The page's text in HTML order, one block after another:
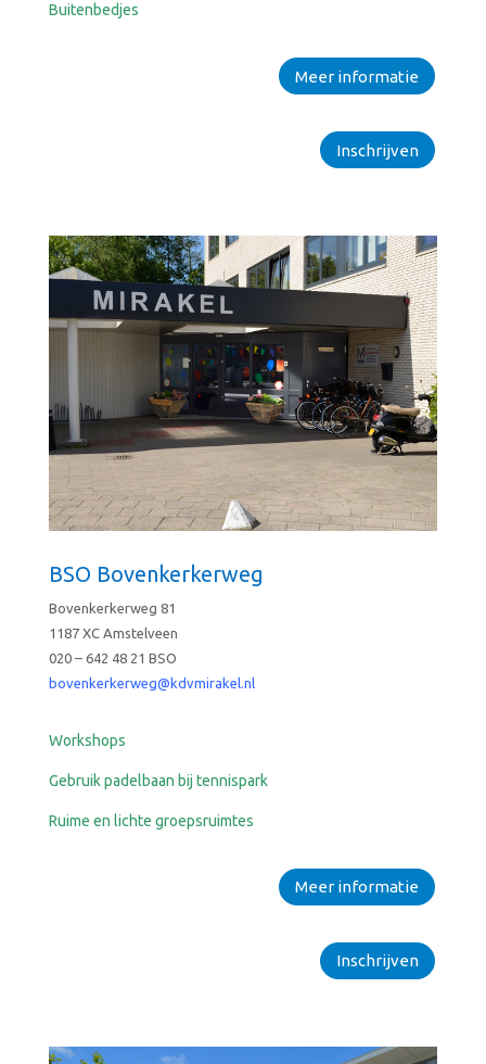
Buitenbedjes
Meer informatie
Inschrijven
BSO Bovenkerkerweg
Bovenkerkerweg 81
1187 XC Amstelveen
020 – 642 48 21 BSO
bovenkerkerweg@kdvmirakel.nl
Workshops
Gebruik padelbaan bij tennispark
Ruime en lichte groepsruimtes
Meer informatie
Inschrijven